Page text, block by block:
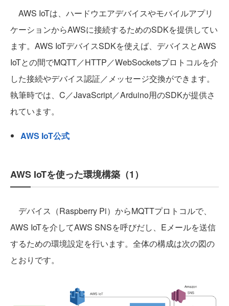
AWS IoTは、ハードウエアデバイスやモバイルアプリ
ケーションからAWSに接続するためのSDKを提供してい
ます。AWS IoTデバイスSDKを使えば、デバイスとAWS
IoTとの間でMQTT／HTTP／WebSocketsプロトコルを介
した接続やデバイス認証／メッセージ交換ができます。
執筆時では、C／JavaScript／Arduino用のSDKが提供さ
れています。
AWS IoT公式
AWS IoTを使った環境構築（1）
デバイス（Raspberry Pi）からMQTTプロトコルで、
AWS IoTを介してAWS SNSを呼びだし、Eメールを送信
するための環境設定を行います。全体の構成は次の図の
とおりです。